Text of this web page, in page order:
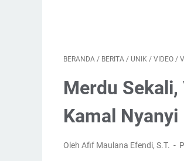
BERANDA / BERITA / UNIK / VIDEO /
Merdu Sekali,
Kamal Nyanyi
Oleh Afif Maulana Efendi, S.T.